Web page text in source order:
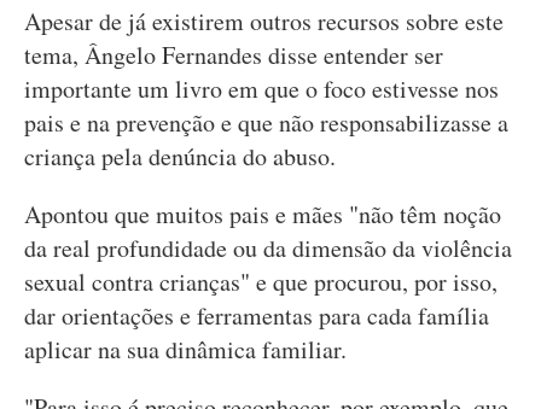
Apesar de já existirem outros recursos sobre este
tema, Ângelo Fernandes disse entender ser
importante um livro em que o foco estivesse nos
pais e na prevenção e que não responsabilizasse a
criança pela denúncia do abuso.
Apontou que muitos pais e mães "não têm noção
da real profundidade ou da dimensão da violência
sexual contra crianças" e que procurou, por isso,
dar orientações e ferramentas para cada família
aplicar na sua dinâmica familiar.